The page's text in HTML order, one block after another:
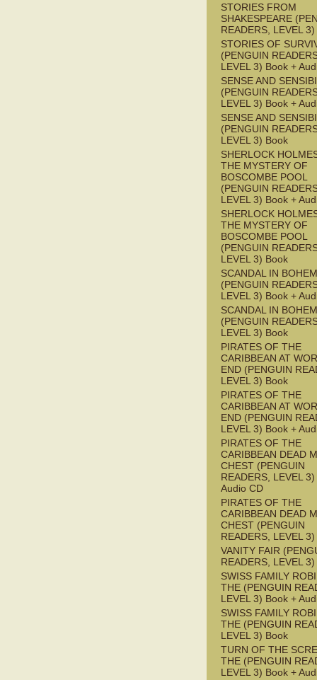
STORIES FROM
SHAKESPEARE
READERS, LEVEL
STORIES OF
(PENGUIN
LEVEL 3) Book +
SENSE AND
(PENGUIN
LEVEL 3) Book +
SENSE AND
(PENGUIN
LEVEL 3) Book
SHERLOCK
THE MYSTERY OF
BOSCOMBE POOL
(PENGUIN
LEVEL 3) Book +
SHERLOCK
THE MYSTERY OF
BOSCOMBE POOL
(PENGUIN
LEVEL 3) Book
SCANDAL IN
(PENGUIN
LEVEL 3) Book +
SCANDAL IN
(PENGUIN
LEVEL 3) Book
PIRATES OF THE
CARIBBEAN AT
END (PENGUIN
LEVEL 3) Book
PIRATES OF THE
CARIBBEAN AT
END (PENGUIN
LEVEL 3) Book +
PIRATES OF THE
CARIBBEAN DEAD
CHEST (PENGUIN
READERS, LEVEL
Audio CD
PIRATES OF THE
CARIBBEAN DEAD
CHEST (PENGUIN
READERS, LEVEL
VANITY FAIR
READERS, LEVEL
SWISS FAMILY
THE (PENGUIN
LEVEL 3) Book +
SWISS FAMILY
THE (PENGUIN
LEVEL 3) Book
TURN OF THE
THE (PENGUIN
LEVEL 3) Book +